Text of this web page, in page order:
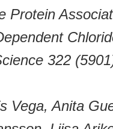
Protein
322
Vega, Anita